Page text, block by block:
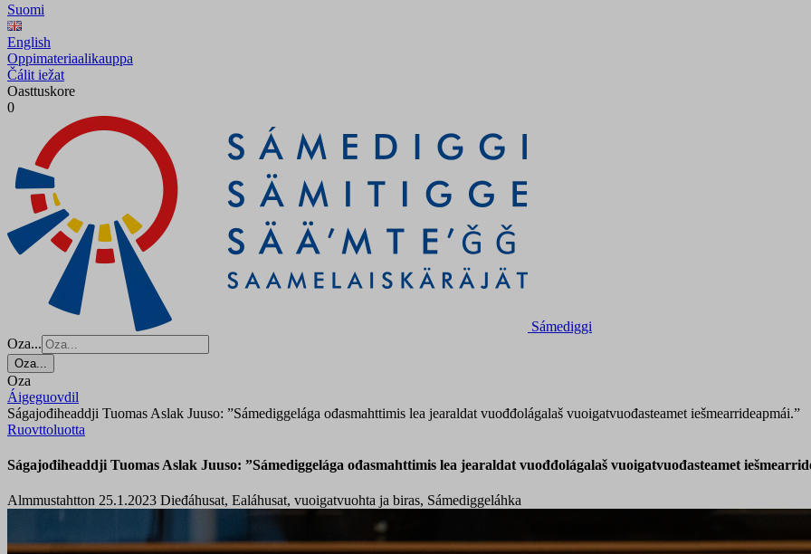
Suomi
English
Oppimateriaalikauppa
Čálit iežat
Oasttuskore
0
Sámediggi
Oza...
Oza...
Oza
Áigeguovdil
Ságajođiheaddji Tuomas Aslak Juuso: ”Sámediggelága ođasmahttimis lea jearaldat vuođđolágalaš vuoigatvuođasteamet iešmearrideapmái.”
Ruovttoluotta
Ságajođiheaddji Tuomas Aslak Juuso: ”Sámediggelága ođasmahttimis lea jearaldat vuođđolágalaš vuoigatvuođasteamet
Almmustahtton 25.1.2023 Dieđáhusat, Ealáhusat, vuoigatvuohta ja biras, Sámediggeláhka